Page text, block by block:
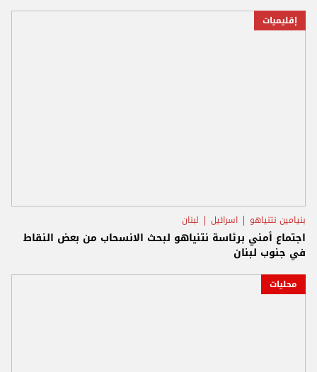
إقليميات
بنيامين نتنياهو اسرائيل لبنان
اجتماع أمني برئاسة نتنياهو لبحث الانسحاب من بعض النقاط
في جنوب لبنان
محليات